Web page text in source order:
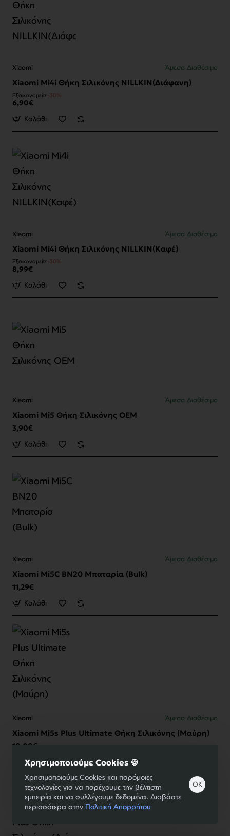
Χρησιμοποιούμε Cookies 🍪
Χρησιμοποιούμε Cookies και παρόμοιες
τεχνολογίες για να παρέχουμε την βέλτιστη
εμπειρία και να συλλέγουμε δεδομένα. Διαβάστε
περισσότερα στην Πολιτική Απορρήτου
OK
Xiaomi Άμεσα Διαθέσιμο
Xiaomi Mi4i Θήκη Σιλικόνης NILLKIN(Διάφανη)
Εξοικονομείτε -30%
6,90€
Καλάθι
Xiaomi Άμεσα Διαθέσιμο
Xiaomi Mi4i Θήκη Σιλικόνης NILLKIN(Καφέ)
Εξοικονομείτε -30%
8,99€
Καλάθι
Xiaomi Άμεσα Διαθέσιμο
Xiaomi Mi5 Θήκη Σιλικόνης OEM
3,90€
Καλάθι
Xiaomi Άμεσα Διαθέσιμο
Xiaomi Mi5C BN20 Μπαταρία (Bulk)
11,29€
Καλάθι
Xiaomi Άμεσα Διαθέσιμο
Xiaomi Mi5s Plus Ultimate Θήκη Σιλικόνης (Μαύρη)
10,00€
Καλάθι
Φίλτρα Προϊόντων